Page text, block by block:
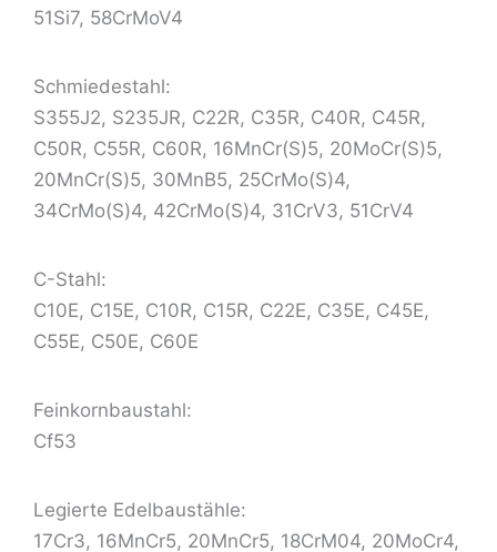
51Si7, 58CrMoV4
Schmiedestahl:
S355J2, S235JR, C22R, C35R, C40R, C45R,
C50R, C55R, C60R, 16MnCr(S)5, 20MoCr(S)5,
20MnCr(S)5, 30MnB5, 25CrMo(S)4,
34CrMo(S)4, 42CrMo(S)4, 31CrV3, 51CrV4
C-Stahl:
C10E, C15E, C10R, C15R, C22E, C35E, C45E,
C55E, C50E, C60E
Feinkornbaustahl:
Cf53
Legierte Edelbaustähle:
17Cr3, 16MnCr5, 20MnCr5, 18CrM04, 20MoCr4,